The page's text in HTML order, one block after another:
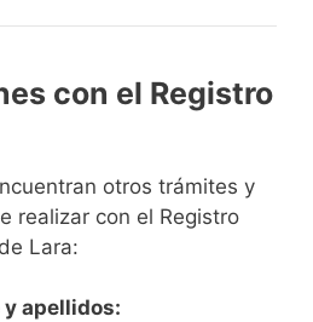
con el Registro
otros trámites y
realizar con el Registro
Lara:
y apellidos: